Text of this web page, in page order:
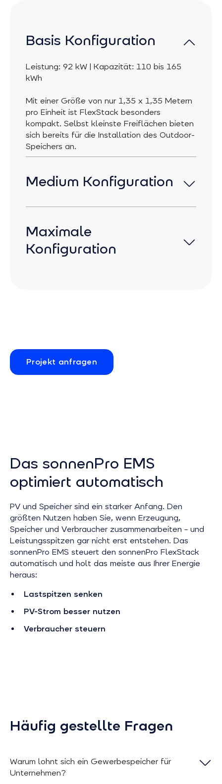
Basis Konfiguration
Leistung: 92 kW | Kapazität: 110 bis 165
kWh
Mit einer Größe von nur 1,35 x 1,35 Metern
pro Einheit ist FlexStack besonders
kompakt. Selbst kleinste Freiflächen bieten
sich bereits für die Installation des Outdoor-
Speichers an.
Medium Konfiguration
Leistung: 92 oder 184 kW | Kapazität: 220
Dank flexibler Konfigurationsmöglichkeiten
wird das System genau auf Ihre individuellen
Maximale
Konfiguration
Projekt anfragen
Das sonnenPro EMS
optimiert automatisch
PV und Speicher sind ein starker Anfang. Den
größten Nutzen haben Sie, wenn Erzeugung,
Speicher und Verbraucher zusammenarbeiten – und
Leistungsspitzen gar nicht erst entstehen. Das
sonnenPro EMS steuert den sonnenPro FlexStack
automatisch und holt das meiste aus Ihrer Energie
heraus:
Lastspitzen senken
PV-Strom besser nutzen
Verbraucher steuern
Häufig gestellte Fragen
Warum lohnt sich ein Gewerbespeicher für
Unternehmen?